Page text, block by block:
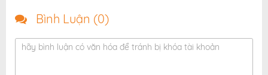
Bình Luận (0)
hãy bình luận có văn hóa để tránh bị khóa tài khoản